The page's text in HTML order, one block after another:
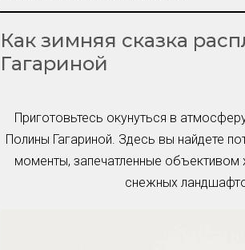
Как зимняя сказка
Гагариной
Приготовьтесь окунуться в
Полины Гагариной. Здесь вы найдете
моменты, запечатленные объективом
снежных